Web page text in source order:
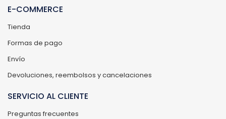
E-COMMERCE
Tienda
Formas de pago
Envío
Devoluciones, reembolsos y cancelaciones
SERVICIO AL CLIENTE
Preguntas frecuentes